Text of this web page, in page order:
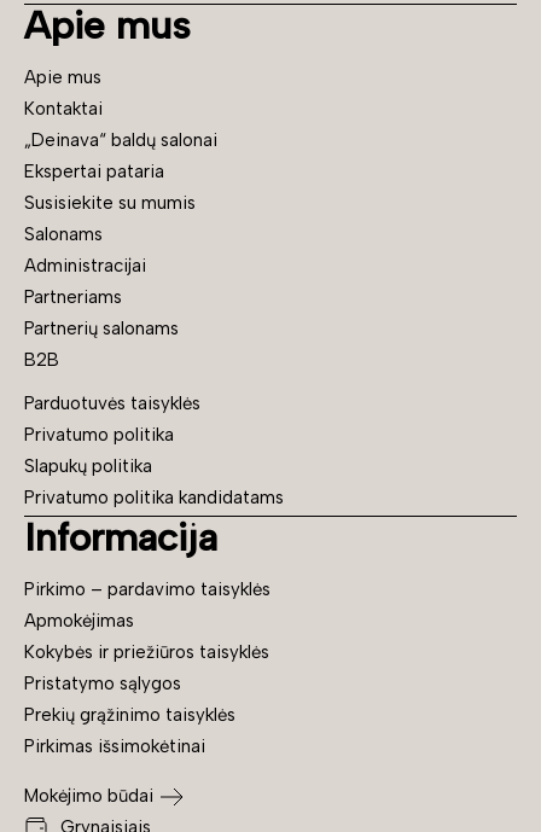
Apie mus
Apie mus
Kontaktai
„Deinava“ baldų salonai
Ekspertai pataria
Susisiekite su mumis
Salonams
Administracijai
Partneriams
Partnerių salonams
B2B
Parduotuvės taisyklės
Privatumo politika
Slapukų politika
Privatumo politika kandidatams
Informacija
Pirkimo – pardavimo taisyklės
Apmokėjimas
Kokybės ir priežiūros taisyklės
Pristatymo sąlygos
Prekių grąžinimo taisyklės
Pirkimas išsimokėtinai
Mokėjimo būdai
Grynaisiais